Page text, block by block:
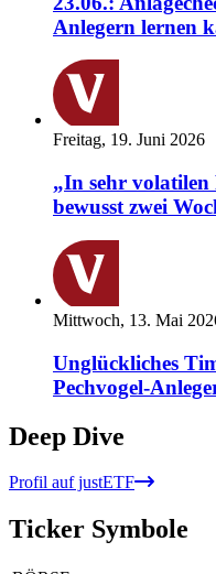
Anlegern lernen
Freitag, 19. Juni 2026
„In sehr volatilen
bewusst zwei
Mittwoch, 13. Mai
Unglückliches
Pechvogel-
Deep Dive
Profil auf justETF
Ticker Symbole